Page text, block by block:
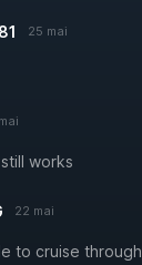
25 mai
works
22 mai
to cruise through